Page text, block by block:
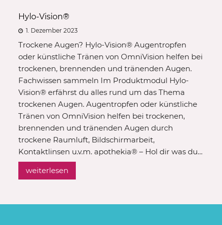
Hylo-Vision®
1. Dezember 2023
Trockene Augen? Hylo-Vision® Augentropfen
oder künstliche Tränen von OmniVision helfen bei
trockenen, brennenden und tränenden Augen.
Fachwissen sammeln Im Produktmodul Hylo-
Vision® erfährst du alles rund um das Thema
trockenen Augen. Augentropfen oder künstliche
Tränen von OmniVision helfen bei trockenen,
brennenden und tränenden Augen durch
trockene Raumluft, Bildschirmarbeit,
Kontaktlinsen u.v.m. apothekia® – Hol dir was du…
weiterlesen